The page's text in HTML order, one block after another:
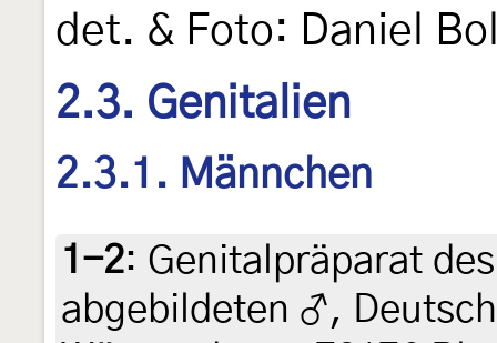
det. & Foto: Daniel
2.3. Genitalien
2.3.1. Männchen
1-2: Genitalpräparat
abgebildeten ♂,